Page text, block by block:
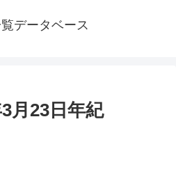
データベース
月23日年紀